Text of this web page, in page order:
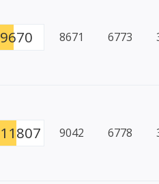
9670 8671 6773
11807 9042 6778